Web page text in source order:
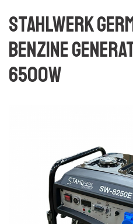
Stahlwerk
Benzine
6500W